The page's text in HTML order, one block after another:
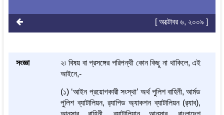
[ অক্টোবর ৬, ২০০৯ ]
সংজ্ঞা
২৷ বিষয় বা প্রসঙ্গের পরিপন্থী কোন কিছু না থাকিলে, এই
আইনে,-
(১) ‘আইন প্রয়োগকারী সংস্থা’ অর্থ পুলিশ বাহিনী, আর্মড
পুলিশ ব্যাটালিয়ন, র‌্যাপিড অ্যাকশন ব্যাটালিয়ন (র‌্যাব),